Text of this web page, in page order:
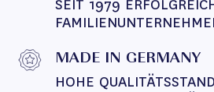
SEIT 1979
MADE IN GERMANY
HOHE